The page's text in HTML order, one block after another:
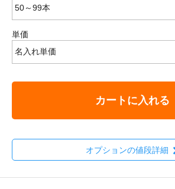
単価
カートに入れる
オプションの値段詳細